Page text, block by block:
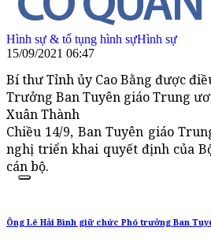
Hình sự & tố tụng hình sựHình sự
15/09/2021 06:47
Bí thư Tỉnh ủy Cao Bằng được
Trưởng Ban Tuyên giáo Trung
Xuân Thành
Chiều 14/9, Ban Tuyên giáo
nghị triển khai quyết định của
cán bộ.
Ông Lê Hải Bình giữ chức Phó trưởng Ban